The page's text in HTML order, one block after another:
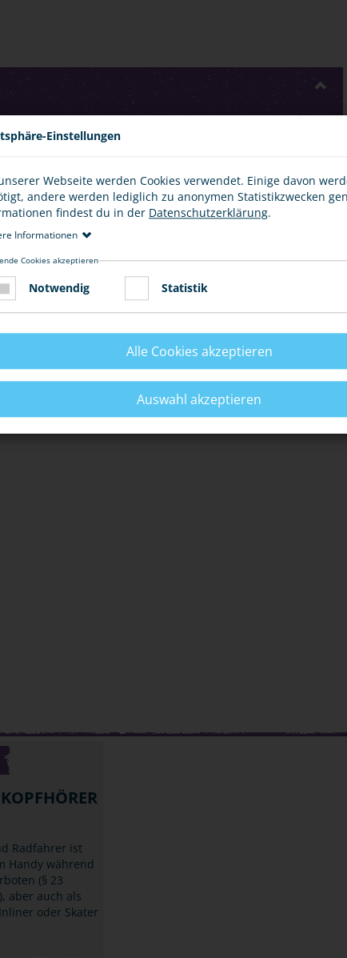
bei denen jugendliche Mitfahrer zu Schaden kommen,
sind. Unfallmeldungen mit häufig mehreren
sind dir sicherlich nicht unbekannt.
Der Fahrer schreibt während der Fahrt eine Nachricht
schnell oder zu dicht auf. Er überholt auf einer
oder eine Verkehrssituation falsch ein oder will durch sein
übermüdet oder von Mitfahrern abgelenkt.
mit unvorhersehbaren Folgen auch für den Mitfahrer
Radfahrer ist
Handy während
(§ 23
aber auch als
oder Skater
Einstellungen
Webseite werden Cookies verwendet. Einige davon
andere werden lediglich zu anonymen Statistikzwecken
findest du in der Datenschutzerklärung.
Informationen
Cookies akzeptieren
Notwendig Statistik
Alle Cookies akzeptieren
Auswahl akzeptieren